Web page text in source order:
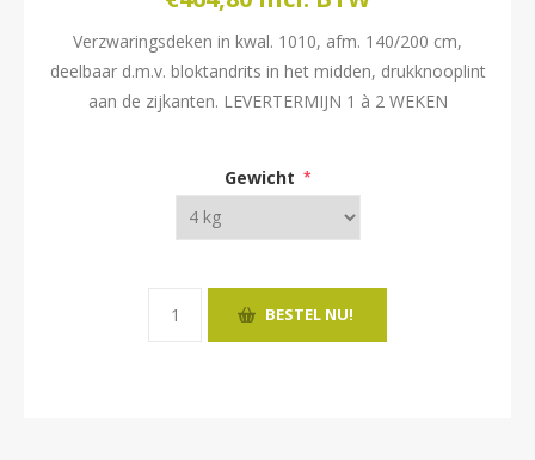
Verzwaringsdeken in kwal. 1010, afm. 140/200 cm,
deelbaar d.m.v. bloktandrits in het midden, drukknooplint
aan de zijkanten. LEVERTERMIJN 1 à 2 WEKEN
Gewicht *